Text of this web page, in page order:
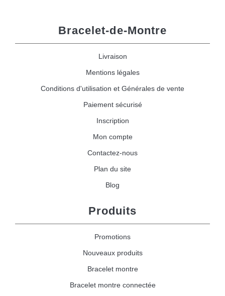
Bracelet-de-Montre
Livraison
Mentions légales
Conditions d'utilisation et Générales de vente
Paiement sécurisé
Inscription
Mon compte
Contactez-nous
Plan du site
Blog
Produits
Promotions
Nouveaux produits
Bracelet montre
Bracelet montre connectée